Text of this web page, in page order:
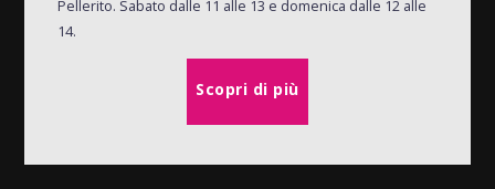
Pellerito. Sabato dalle 11 alle 13 e domenica dalle 12 alle
14.
Scopri di più